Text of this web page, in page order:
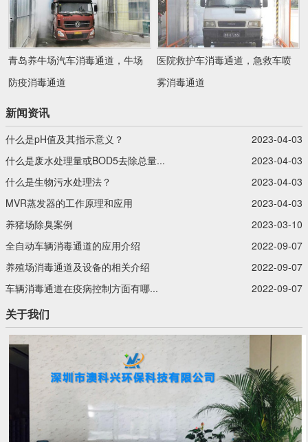
青岛养牛场汽车消毒通道，牛场
防疫消毒通道
医院救护车消毒通道，急救车喷
雾消毒通道
新闻资讯
什么是pH值及其指示意义？‍
2023-04-03
什么是废水处理量或BOD5去除总量...
2023-04-03
什么是生物污水处理法？‍
2023-04-03
MVR蒸发器的工作原理和应用
2023-04-03
养猪场除臭案例
2023-03-10
全自动车辆消毒通道的应用介绍
2022-09-07
养殖场消毒通道及设备的相关介绍
2022-09-07
车辆消毒通道在疫病控制方面有哪...
2022-09-07
关于我们